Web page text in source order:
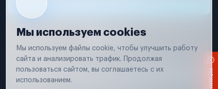
Условия использования
Удаление аккаунта
Вся информация, представленная на сайте, носит исключительно
соответствии с положениями статьи 437 (п. 2) Гражданского кодекса
Мы используем cookies
Мы используем файлы cookie, чтобы улучшить работу
сайта и анализировать трафик. Продолжая
пользоваться сайтом, вы соглашаетесь с их
использованием.